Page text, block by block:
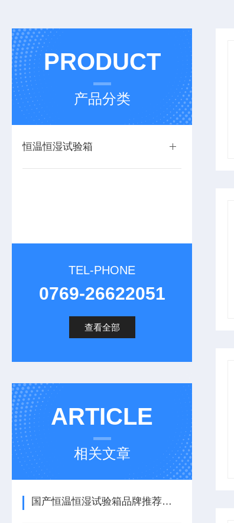
PRODUCT
产品分类
恒温恒湿试验箱
TEL-PHONE
0769-26622051
查看全部
ARTICLE
相关文章
国产恒温恒湿试验箱品牌推荐源泰鑫，附选购建议